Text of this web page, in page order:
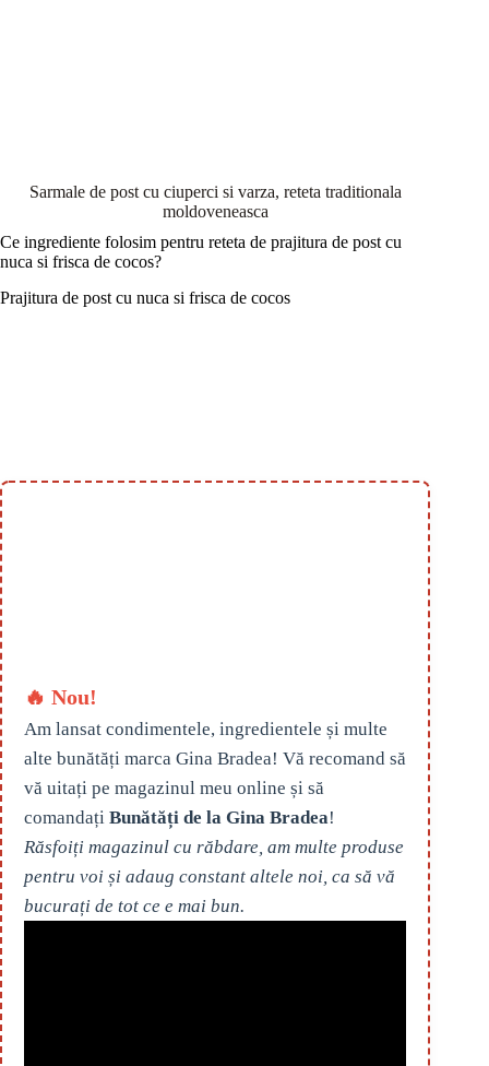
Sarmale de post cu ciuperci si varza, reteta traditionala
moldoveneasca
Ce ingrediente folosim pentru reteta de prajitura de post cu
nuca si frisca de cocos?
Prajitura de post cu nuca si frisca de cocos
🔥 Nou!
Am lansat condimentele, ingredientele și multe
alte bunătăți marca Gina Bradea! Vă recomand să
vă uitați pe magazinul meu online și să
comandați Bunătăți de la Gina Bradea!
Răsfoiți magazinul cu răbdare, am multe produse
pentru voi și adaug constant altele noi, ca să vă
bucurați de tot ce e mai bun.